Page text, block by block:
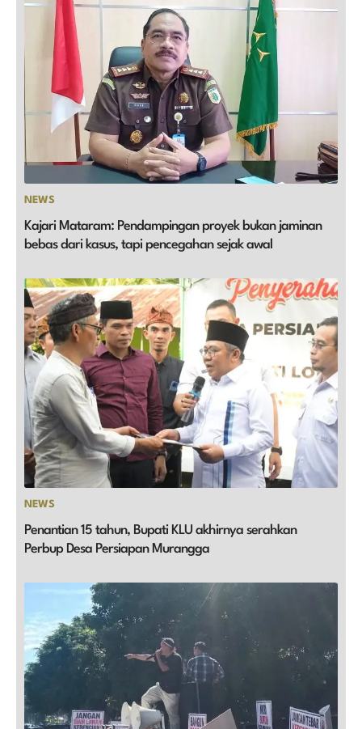
NEWS
Kajari Mataram: Pendampingan proyek bukan jaminan
bebas dari kasus, tapi pencegahan sejak awal
NEWS
Penantian 15 tahun, Bupati KLU akhirnya serahkan
Perbup Desa Persiapan Murangga